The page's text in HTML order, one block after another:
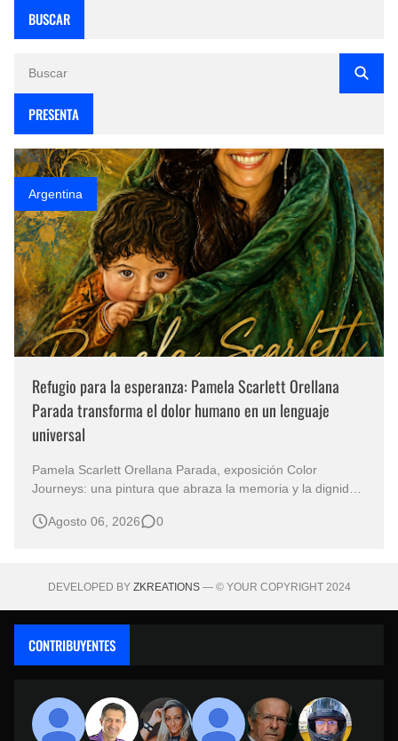
BUSCAR
PRESENTA
Argentina
Refugio para la esperanza: Pamela Scarlett Orellana
Parada transforma el dolor humano en un lenguaje
universal
Pamela Scarlett Orellana Parada, exposición Color
Journeys: una pintura que abraza la memoria y la dignidad
obras no necesitan levantar la voz para permanecer en la
Agosto 06, 2026 0
DEVELOPED BY ZKREATIONS— © YOUR COPYRIGHT 2024
CONTRIBUYENTES